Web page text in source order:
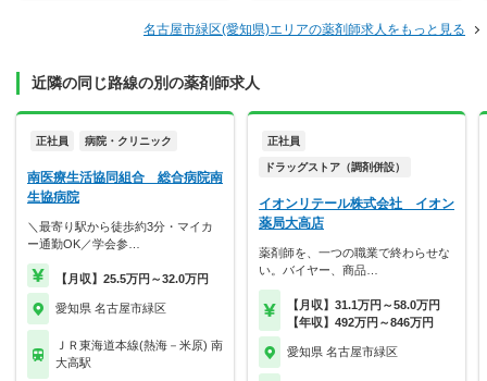
名古屋市緑区(愛知県)エリアの薬剤師求人をもっと見る
近隣の同じ路線の別の薬剤師求人
正社員 病院・クリニック
南医療生活協同組合 総合病院南
生協病院
＼最寄り駅から徒歩約3分・マイカ
ー通勤OK／学会参…
【月収】25.5万円～32.0万円
愛知県 名古屋市緑区
ＪＲ東海道本線(熱海－米原) 南
大高駅
正社員
ドラッグストア（調剤併設）
イオンリテール株式会社 イオン
薬局大高店
薬剤師を、一つの職業で終わらせな
い。バイヤー、商品…
【月収】31.1万円～58.0万円
【年収】492万円～846万円
愛知県 名古屋市緑区